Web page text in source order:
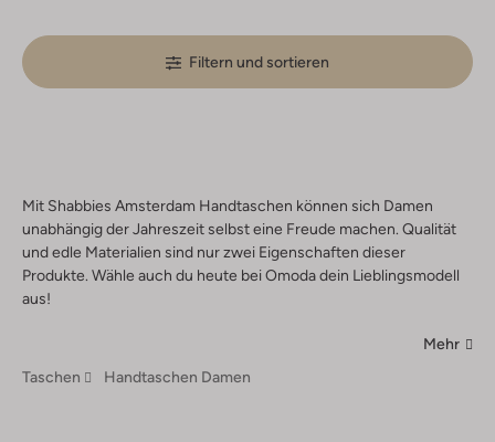
Filtern und sortieren
Mit Shabbies Amsterdam Handtaschen können sich Damen
unabhängig der Jahreszeit selbst eine Freude machen. Qualität
und edle Materialien sind nur zwei Eigenschaften dieser
Produkte. Wähle auch du heute bei Omoda dein Lieblingsmodell
aus!
Mehr
Taschen
Handtaschen Damen